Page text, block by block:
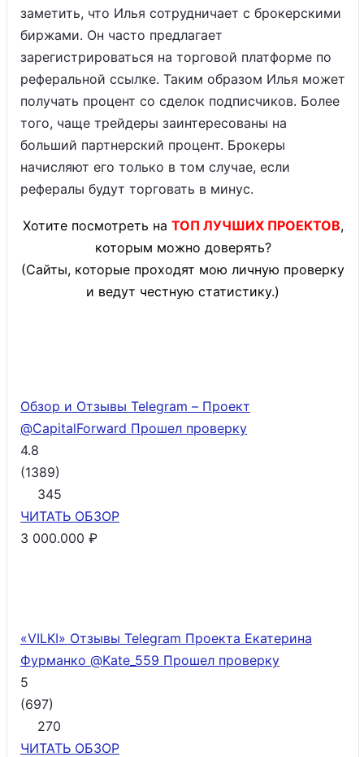
заметить, что Илья сотрудничает с брокерскими
биржами. Он часто предлагает
зарегистрироваться на торговой платформе по
реферальной ссылке. Таким образом Илья может
получать процент со сделок подписчиков. Более
того, чаще трейдеры заинтересованы на
больший партнерский процент. Брокеры
начисляют его только в том случае, если
рефералы будут торговать в минус.
Хотите посмотреть на ТОП ЛУЧШИХ ПРОЕКТОВ,
которым можно доверять?
(Сайты, которые проходят мою личную проверку
и ведут честную статистику.)
Обзор и Отзывы Telegram – Проект
@CapitalForward Прошел проверку
4.8
(1389)
345
ЧИТАТЬ ОБЗОР
3 000.000 ₽
«VILKI» Отзывы Telegram Проекта Екатерина
Фурманко @Kate_559 Прошел проверку
5
(697)
270
ЧИТАТЬ ОБЗОР